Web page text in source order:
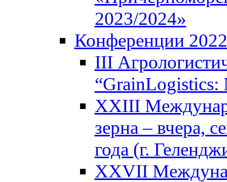
2023/2024»
Конференции 2022
III
“GrainLogistics:
XXIII
зерна – вчера,
года (г.
XXVII